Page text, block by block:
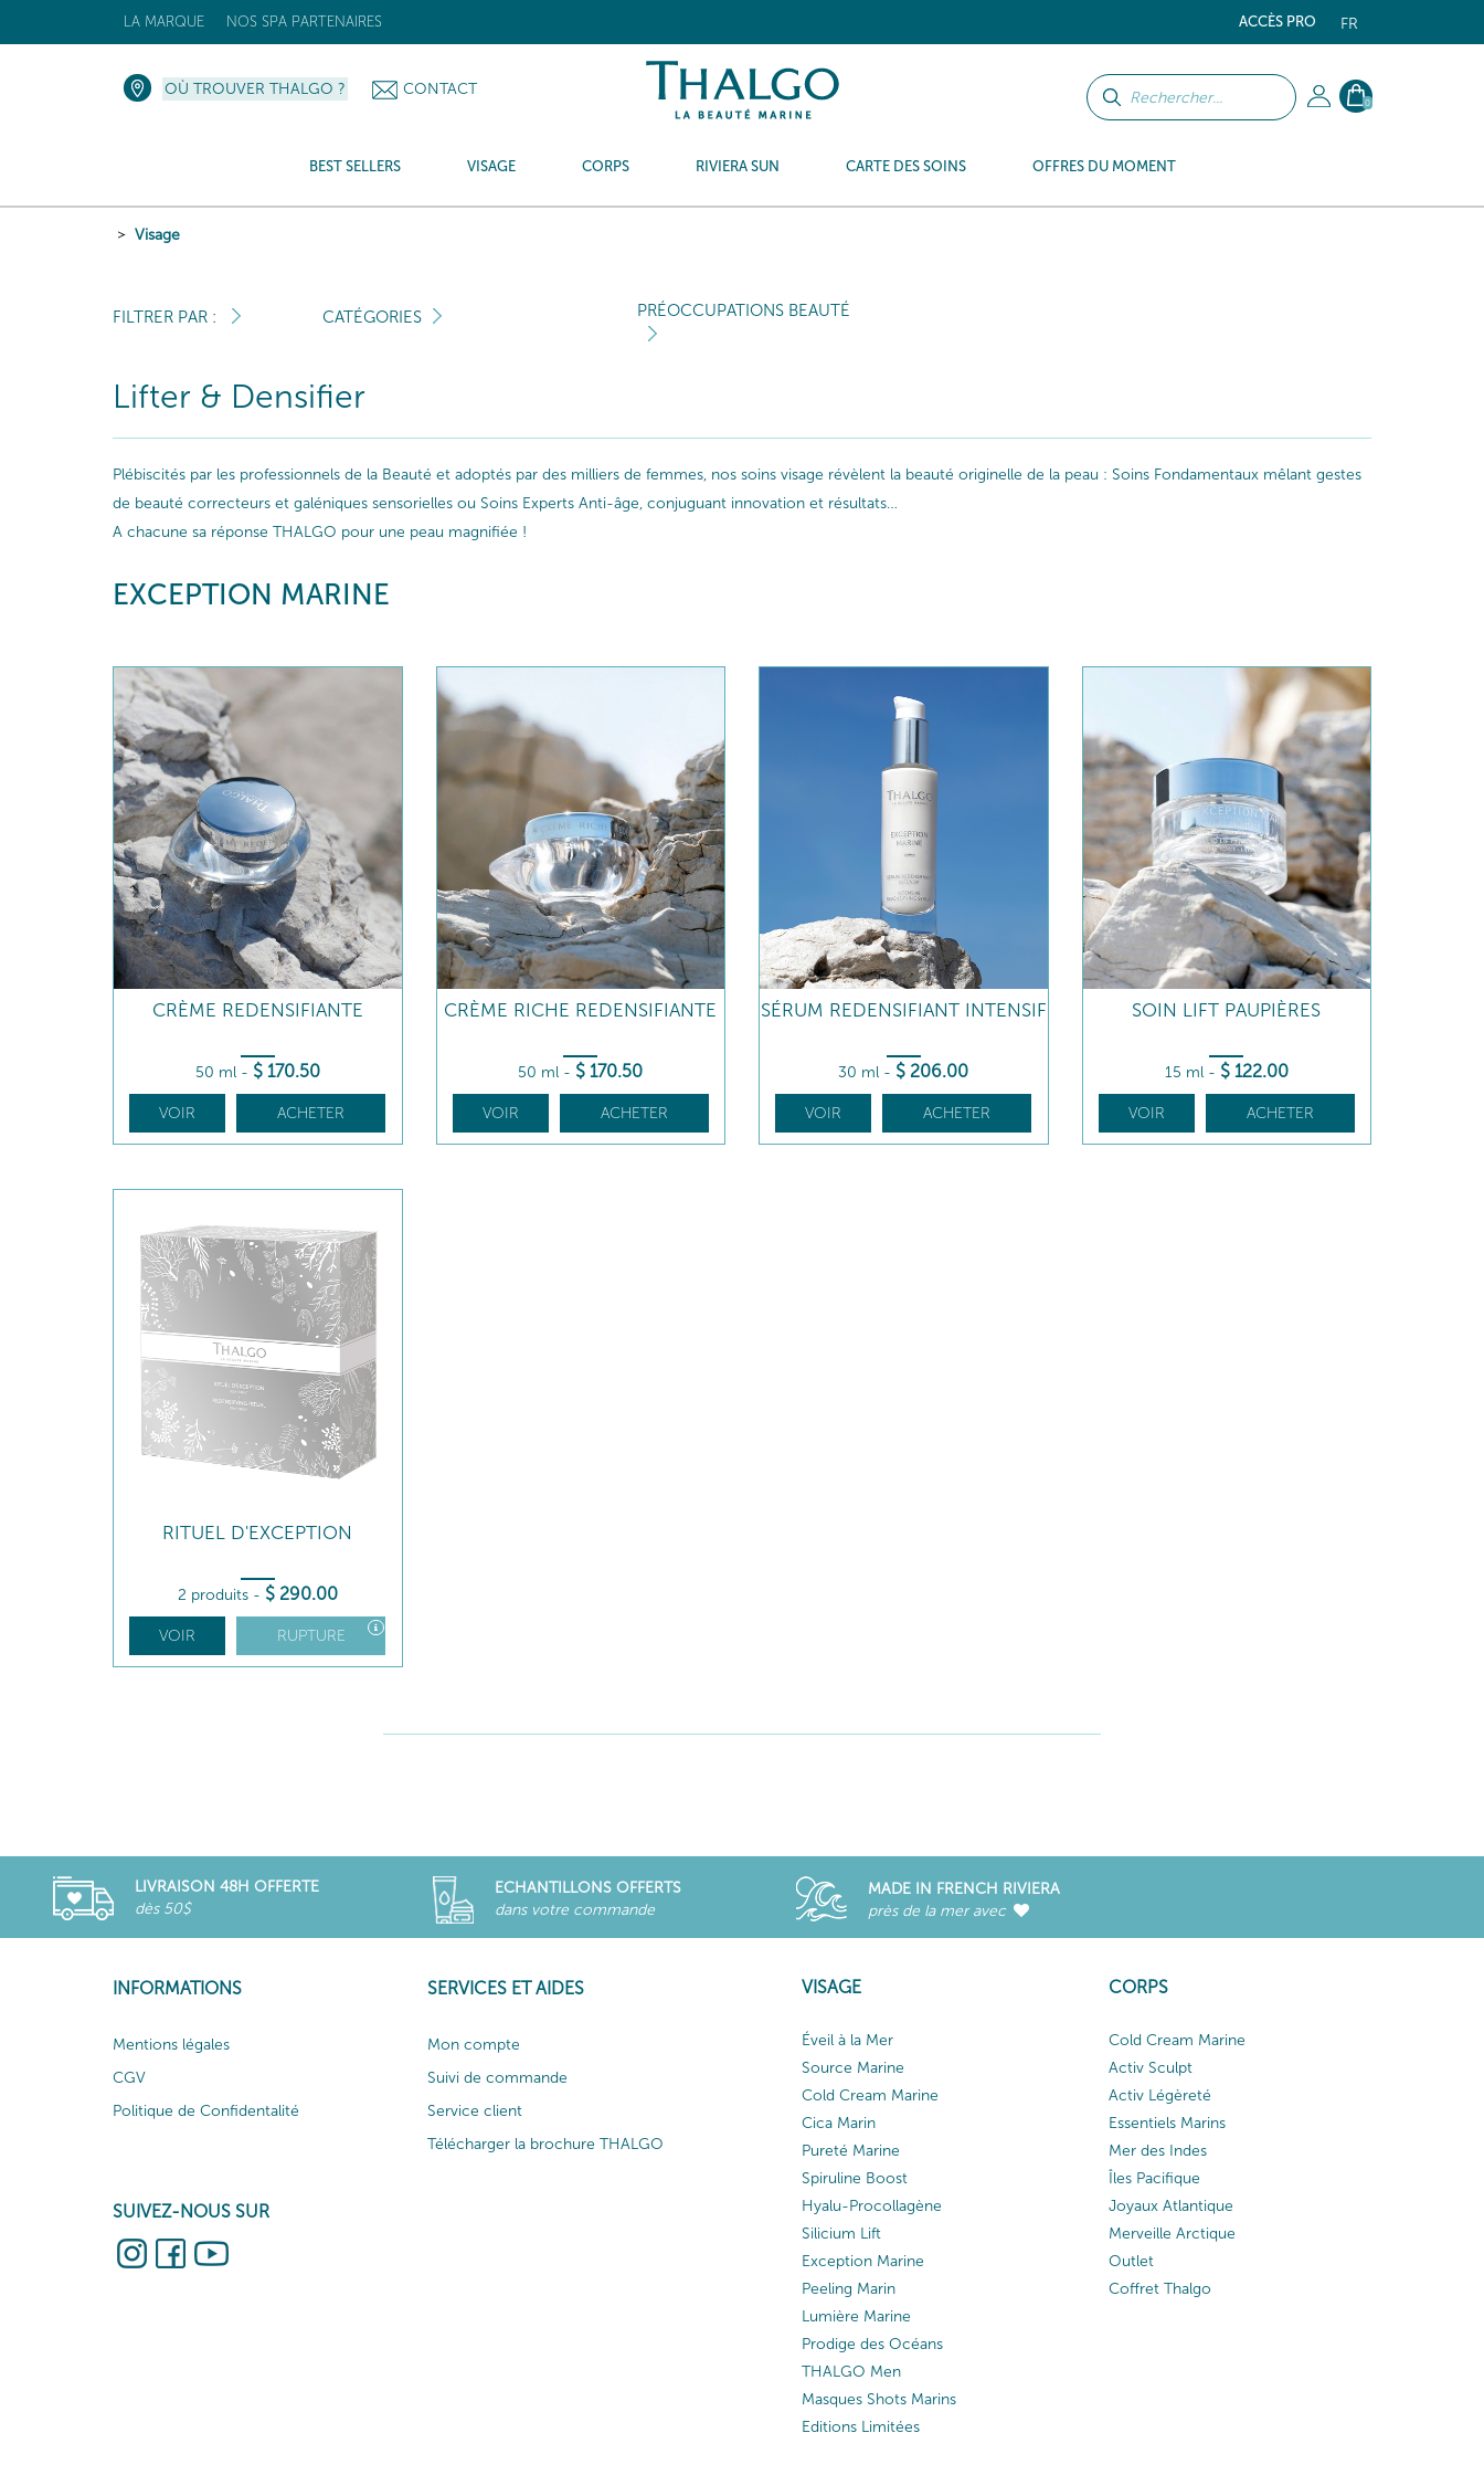
FR
ACCÈS PRO
LA MARQUE NOS SPA PARTENAIRES
0
OÙ TROUVER THALGO ? CONTACT
BEST SELLERS VISAGE CORPS RIVIERA SUN CARTE DES SOINS OFFRES DU MOMENT
Visage
FILTRER PAR : CATÉGORIES PRÉOCCUPATIONS BEAUTÉ
Lifter & Densifier
Plébiscités par les professionnels de la Beauté et adoptés par des milliers de femmes, nos soins visage révèlent la beauté originelle de la peau : Soins Fondamentaux mêlant gestes
de beauté correcteurs et galéniques sensorielles ou Soins Experts Anti-âge, conjuguant innovation et résultats…
A chacune sa réponse THALGO pour une peau magnifiée !
EXCEPTION MARINE
CRÈME REDENSIFIANTE
50 ml - $ 170.50
VOIR ACHETER
CRÈME RICHE REDENSIFIANTE
50 ml - $ 170.50
VOIR ACHETER
SÉRUM REDENSIFIANT INTENSIF
30 ml - $ 206.00
VOIR ACHETER
SOIN LIFT PAUPIÈRES
15 ml - $ 122.00
VOIR ACHETER
RITUEL D'EXCEPTION
2 produits - $ 290.00
VOIR RUPTURE
LIVRAISON 48H OFFERTE
dès 50$
ECHANTILLONS OFFERTS
dans votre commande
MADE IN FRENCH RIVIERA
près de la mer avec
INFORMATIONS
Mentions légales
CGV
Politique de Confidentalité
SUIVEZ-NOUS SUR
SERVICES ET AIDES
Mon compte
Suivi de commande
Service client
Télécharger la brochure THALGO
VISAGE
Éveil à la Mer
Source Marine
Cold Cream Marine
Cica Marin
Pureté Marine
Spiruline Boost
Hyalu-Procollagène
Silicium Lift
Exception Marine
Peeling Marin
Lumière Marine
Prodige des Océans
THALGO Men
Masques Shots Marins
Editions Limitées
CORPS
Cold Cream Marine
Activ Sculpt
Activ Légèreté
Essentiels Marins
Mer des Indes
Îles Pacifique
Joyaux Atlantique
Merveille Arctique
Outlet
Coffret Thalgo